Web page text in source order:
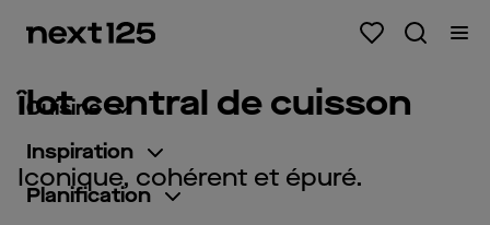
Cuisine
Inspiration
Planification
îlot central de cuisson
Iconique, cohérent et épuré.